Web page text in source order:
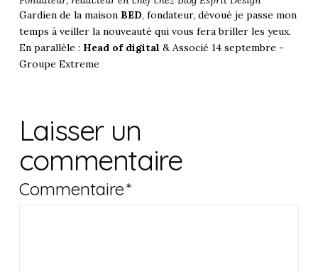
Gardien de la maison BED, fondateur, dévoué je passe mon
temps à veiller la nouveauté qui vous fera briller les yeux.
En parallèle : Head of digital & Associé 14 septembre -
Groupe Extreme
Laisser un
commentaire
Commentaire*